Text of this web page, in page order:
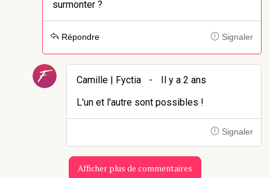
surmonter ?
Répondre Signaler
Camille | Fyctia -
Il y a 2 ans
L'un et l'autre sont possibles !
Signaler
Afficher plus de commentaires